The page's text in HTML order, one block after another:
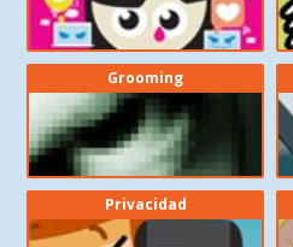
Grooming
Privacidad